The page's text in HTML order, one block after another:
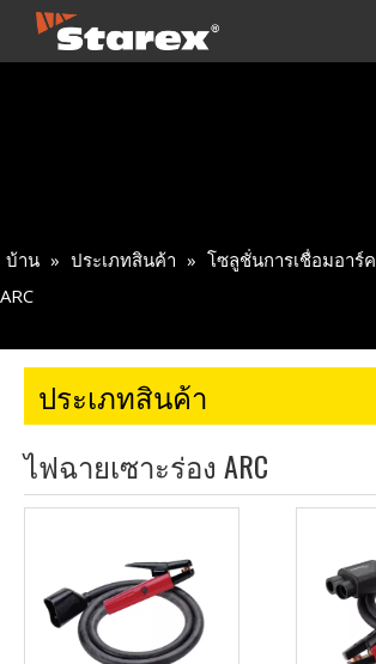
บ้าน » ประเภทสินค้า » โซลูชั่นการเชื่อมอาร์ค
ARC
ประเภทสินค้า
ไฟฉายเซาะร่อง ARC